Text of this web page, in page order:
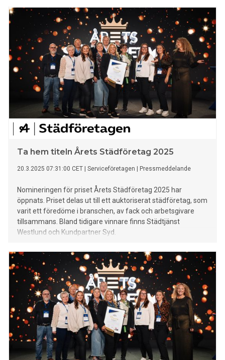
Städbranschdagen, den 6 november.
Ta hem titeln Årets Städföretag 2025
20.3.2025 07:31:00 CET Serviceföretagen Pressmeddelande
Nomineringen för priset Årets Städföretag 2025 har
öppnats. Priset delas ut till ett auktoriserat städföretag, som
varit ett föredöme i branschen, av fack och arbetsgivare
tillsammans. Bland tidigare vinnare finns Städtjänst
Westlund och Kundpartner Syd.